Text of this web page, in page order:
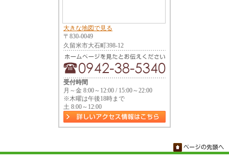
大きな地図で見る
〒830-0049
久留米市大石町398-12
受付時間
月～金 8:00～12:00 / 15:00～22:00
※木曜は午後18時まで
土 8:00～12:00